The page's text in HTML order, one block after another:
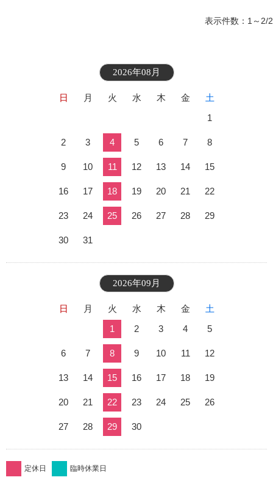
表示件数：1～2/2
2026年08月
日 月 火 水 木 金
土
1
2 3 4 5 6 7 8
9 10 11 12 13 14 15
16 17 18 19 20 21 22
23 24 25 26 27 28 29
30 31
2026年09月
日 月 火 水 木 金
土
1
2 3 4 5
6 7 8 9 10 11 12
13 14 15 16 17 18 19
20 21 22 23 24 25 26
27 28 29 30
定休日 臨時休業日